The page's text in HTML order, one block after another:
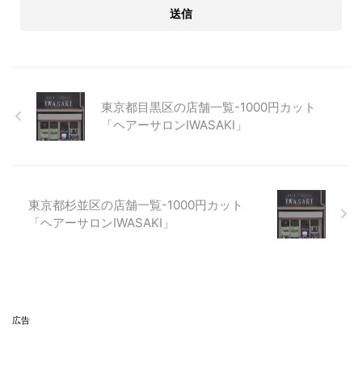
東京都目黒区の店舗一覧-1000円カット
「ヘアーサロンIWASAKI」
東京都杉並区の店舗一覧-1000円カット
「ヘアーサロンIWASAKI」
広告